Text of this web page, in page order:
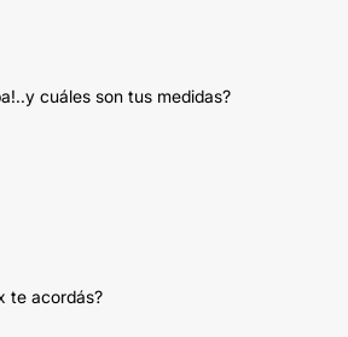
cuáles son tus medidas?
te acordás?